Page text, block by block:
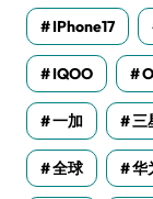
IPhone17
IQOO
一加 三
全球 华